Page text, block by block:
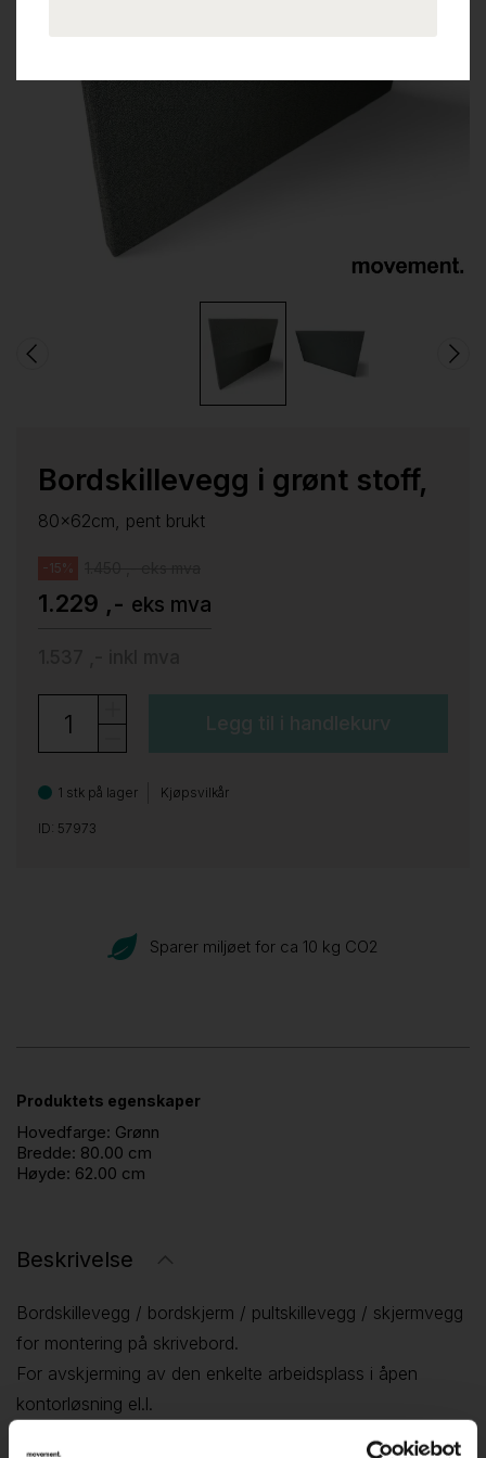
Bordskillevegg i grønt stoff,
80x62cm, pent brukt
-15%
1.229 ,- eks mva
Legg til i handlekurv
1 stk på lager Kjøpsvilkår
ID: 57973
Sparer miljøet for ca 10 kg CO2
Produktets egenskaper
Hovedfarge: Grønn
Bredde: 80.00 cm
Høyde: 62.00 cm
Beskrivelse
Bordskillevegg / bordskjerm / pultskillevegg / skjermvegg
for montering på skrivebord.
For avskjerming av den enkelte arbeidsplass i åpen
kontorløsning el.l.
Farge: grønt stoff